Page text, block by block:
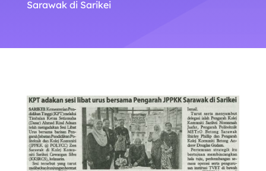
Sarawak di Sarikei